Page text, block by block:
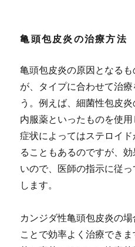
亀頭包皮炎の治療方法
亀頭包皮炎の原因となる
が、タイプに合わせて治
う。例えば、細菌性包皮炎
内服薬といったものを使用
症状によってはステロイ
ることもあるのですが、
いので、医師の指示に従
します。
カンジダ性亀頭包皮炎の
ことで効率よく治療でき